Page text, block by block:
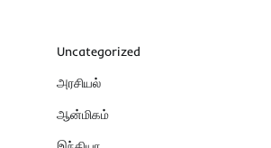
Uncategorized
அரசியல்
ஆன்மிகம்